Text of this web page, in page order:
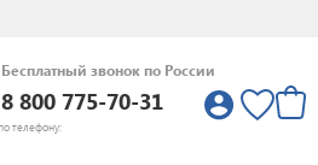
Бесплатный звонок по России
8 800 775-70-31
телефону: